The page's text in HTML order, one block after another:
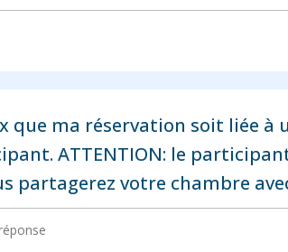
que ma réservation soit liée
ATTENTION: le
partagerez votre chambre